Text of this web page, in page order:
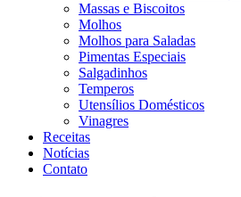
Massas e Biscoitos
Molhos
Molhos para Saladas
Pimentas Especiais
Salgadinhos
Temperos
Utensílios Domésticos
Vinagres
Receitas
Notícias
Contato